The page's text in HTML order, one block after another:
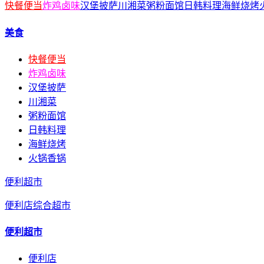
快餐便当炸鸡卤味汉堡披萨川湘菜粥粉面馆 日韩料理海鲜烧烤
美食
快餐便当
炸鸡卤味
汉堡披萨
川湘菜
粥粉面馆
日韩料理
海鲜烧烤
火锅香锅
便利超市
便利店综合超市
便利超市
便利店